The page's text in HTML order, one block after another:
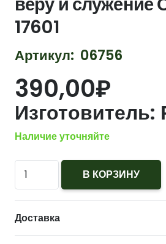
17601
Артикул: 06756
390,00₽
Изготовитель:
Наличие уточняйте
Количество
567
Лента
медальная
За
В КОРЗИНУ
Доставка